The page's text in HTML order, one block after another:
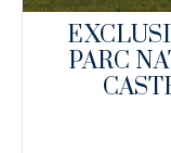
PARC